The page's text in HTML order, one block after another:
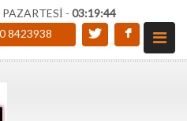
- 03:19:45
8423938